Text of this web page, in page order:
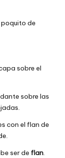
poquito de
sobre el
sobre las
con el flan de
ser de flan.